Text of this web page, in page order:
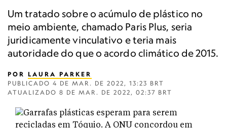
Um tratado sobre o acúmulo de plástico no
meio ambiente, chamado Paris Plus, seria
juridicamente vinculativo e teria mais
autoridade do que o acordo climático de 2015.
POR LAURA PARKER
PUBLICADO 4 DE MAR. DE 2022, 13:23 BRT
ATUALIZADO 8 DE MAR. DE 2022, 02:37 BRT